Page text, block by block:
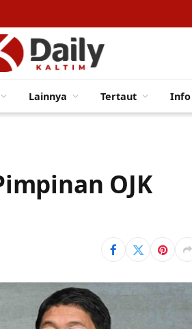
Lainnya Tertaut Info
OJK